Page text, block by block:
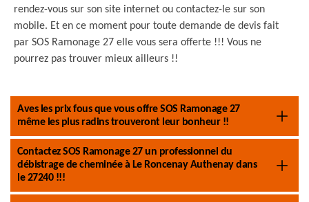
rendez-vous sur son site internet ou contactez-le sur son
mobile. Et en ce moment pour toute demande de devis fait
par SOS Ramonage 27 elle vous sera offerte !!! Vous ne
pourrez pas trouver mieux ailleurs !!
Aves les prix fous que vous offre SOS Ramonage 27
même les plus radins trouveront leur bonheur !!
Contactez SOS Ramonage 27 un professionnel du
débistrage de cheminée à Le Roncenay Authenay dans
le 27240 !!!